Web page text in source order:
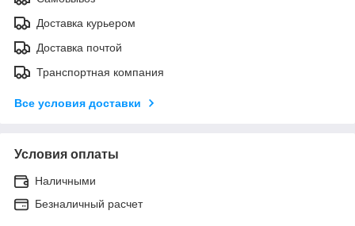
Доставка курьером
Доставка почтой
Транспортная компания
Все условия доставки
Условия оплаты
Наличными
Безналичный расчет